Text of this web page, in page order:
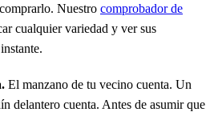
Nuestro comprobador de
cualquier variedad y ver sus
El manzano de tu vecino cuenta. Un
delantero cuenta. Antes de asumir que